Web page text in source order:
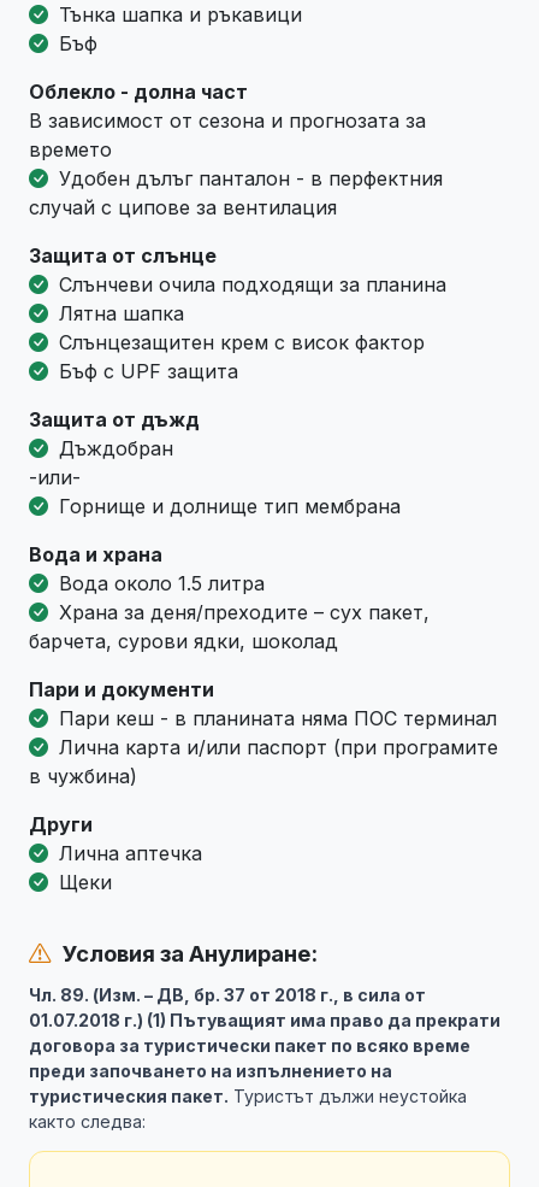
Тънка шапка и ръкавици
Бъф
Облекло - долна част
В зависимост от сезона и прогнозата за
времето
Удобен дълъг панталон - в перфектния
случай с ципове за вентилация
Защита от слънце
Слънчеви очила подходящи за планина
Лятна шапка
Слънцезащитен крем с висок фактор
Бъф с UPF защита
Защита от дъжд
Дъждобран
-или-
Горнище и долнище тип мембрана
Вода и храна
Вода около 1.5 литра
Храна за деня/преходите – сух пакет,
барчета, сурови ядки, шоколад
Пари и документи
Пари кеш - в планината няма ПОС терминал
Лична карта и/или паспорт (при програмите
в чужбина)
Други
Лична аптечка
Щеки
Условия за Анулиране:
Чл. 89. (Изм. – ДВ, бр. 37 от 2018 г., в сила от
01.07.2018 г.) (1) Пътуващият има право да прекрати
договора за туристически пакет по всяко време
преди започването на изпълнението на
туристическия пакет. Туристът дължи неустойка
както следва: